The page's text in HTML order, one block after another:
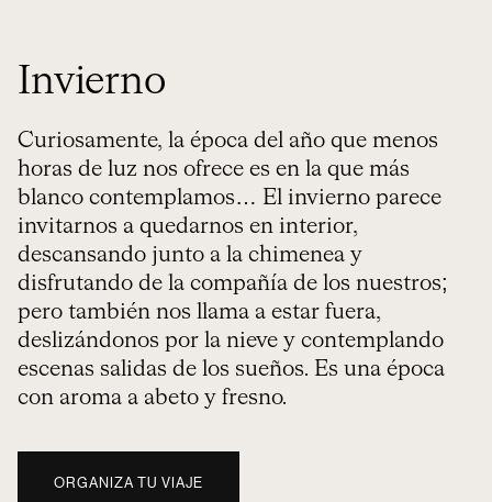
Invierno
Curiosamente, la época del año que menos
horas de luz nos ofrece es en la que más
blanco contemplamos… El invierno parece
invitarnos a quedarnos en interior,
descansando junto a la chimenea y
disfrutando de la compañía de los nuestros;
pero también nos llama a estar fuera,
deslizándonos por la nieve y contemplando
escenas salidas de los sueños. Es una época
con aroma a abeto y fresno.
ORGANIZA TU VIAJE